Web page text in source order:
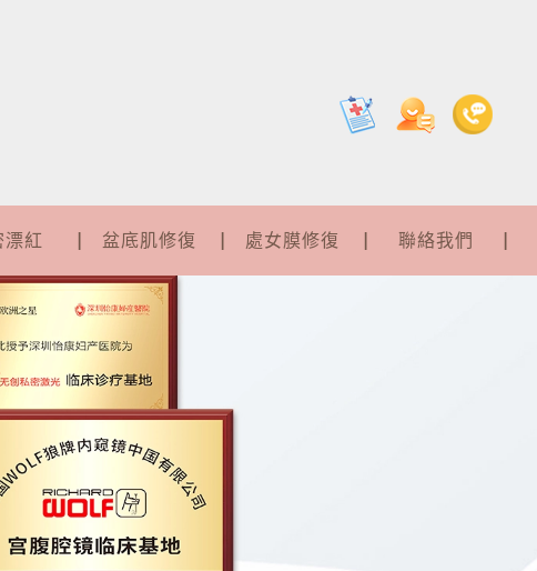
漂紅 盆底肌修復 處女膜修復 聯絡我們